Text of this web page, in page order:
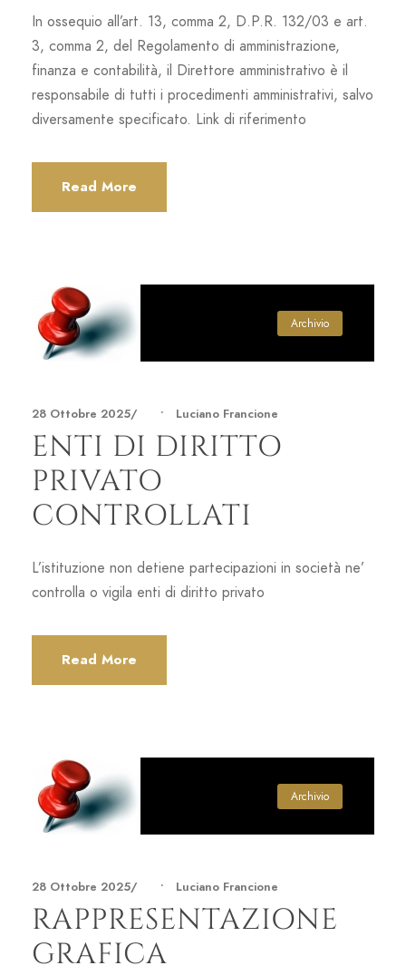
In ossequio all’art. 13, comma 2, D.P.R. 132/03 e art.
3, comma 2, del Regolamento di amministrazione,
finanza e contabilità, il Direttore amministrativo è il
responsabile di tutti i procedimenti amministrativi, salvo
diversamente specificato. Link di riferimento
Read More
Archivio
28 Ottobre 2025 • Luciano Francione
ENTI DI DIRITTO
PRIVATO
CONTROLLATI
L’istituzione non detiene partecipazioni in società ne’
controlla o vigila enti di diritto privato
Read More
Archivio
28 Ottobre 2025 • Luciano Francione
RAPPRESENTAZIONE
GRAFICA